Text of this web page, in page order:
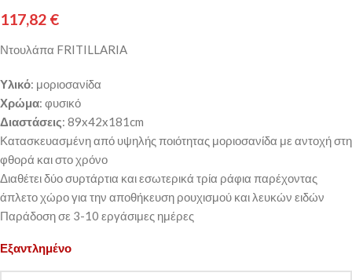
117,82 €
Ντουλάπα FRITILLARIA
Υλικό: μοριοσανίδα
Χρώμα: φυσικό
Διαστάσεις: 89x42x181cm
Κατασκευασμένη από υψηλής ποιότητας μοριοσανίδα με αντοχή στη
φθορά και στο χρόνο
Διαθέτει δύο συρτάρτια και εσωτερικά τρία ράφια παρέχοντας
άπλετο χώρο για την αποθήκευση ρουχισμού και λευκών ειδών
Παράδοση σε 3-10 εργάσιμες ημέρες
Εξαντλημένο